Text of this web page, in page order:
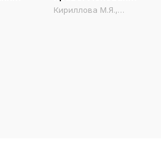
давность
Кириллова М.Я.,